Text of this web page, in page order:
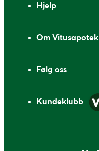
Hjelp
Om Vitusapotek
Følg oss
Kundeklubb